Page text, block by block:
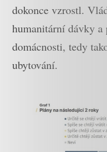
dokonce vzrostl.
humanitární dávky
domácnosti, tedy
ubytování.